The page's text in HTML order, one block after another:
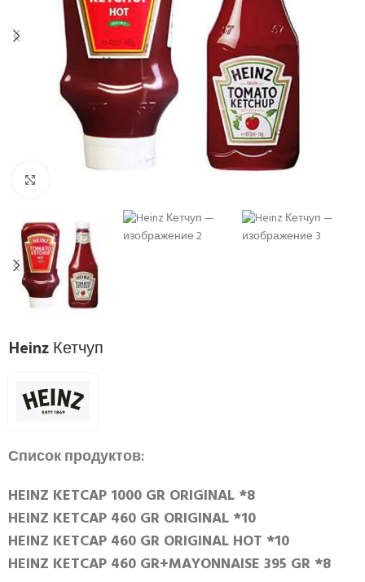
Heinz Кетчуп
Список продуктов:
HEINZ KETCAP 1000 GR ORIGINAL *8
HEINZ KETCAP 460 GR ORIGINAL *10
HEINZ KETCAP 460 GR ORIGINAL HOT *10
HEINZ KETCAP 460 GR+MAYONNAISE 395 GR *8